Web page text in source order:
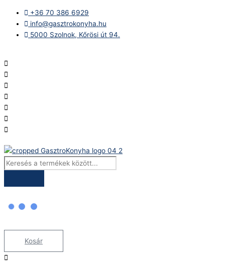
content
+36 70 386 6929
info@gasztrokonyha.hu
5000 Szolnok, Kőrösi út 94.
search
Kosár
cserélhető
lapok
Thermocook